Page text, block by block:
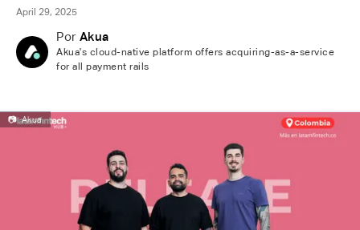
April 29, 2025
Por Akua
Akua's cloud-native platform offers acquiring-as-a-service
for all payment rails
📷 Akua